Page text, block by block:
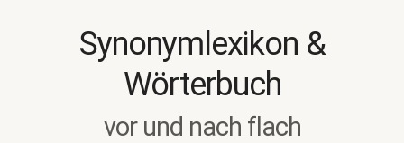
Synonymlexikon &
Wörterbuch
vor und nach flach